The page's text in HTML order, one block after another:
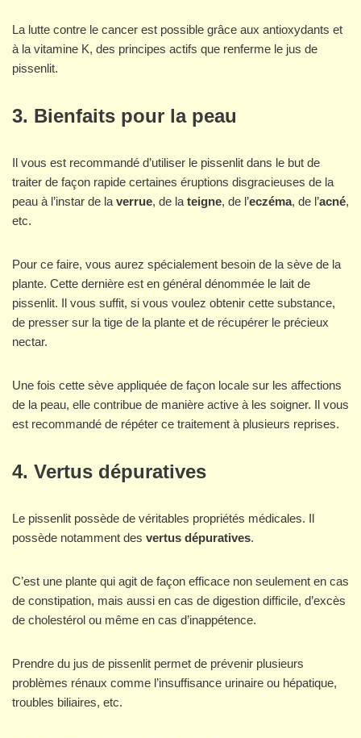
La lutte contre le cancer est possible grâce aux antioxydants et
à la vitamine K, des principes actifs que renferme le jus de
pissenlit.
3. Bienfaits pour la peau
Il vous est recommandé d’utiliser le pissenlit dans le but de
traiter de façon rapide certaines éruptions disgracieuses de la
peau à l’instar de laverrue, de lateigne, de l’eczéma, de l’acné,
etc.
Pour ce faire, vous aurez spécialement besoin de la sève de la
plante. Cette dernière est en général dénommée le lait de
pissenlit. Il vous suffit, si vous voulez obtenir cette substance,
de presser sur la tige de la plante et de récupérer le précieux
nectar.
Une fois cette sève appliquée de façon locale sur les affections
de la peau, elle contribue de manière active à les soigner. Il vous
est recommandé de répéter ce traitement à plusieurs reprises.
4. Vertus dépuratives
Le pissenlit possède de véritables propriétés médicales. Il
possède notamment des vertus dépuratives.
C’est une plante qui agit de façon efficace non seulement en cas
de constipation, mais aussi en cas de digestion difficile, d’excès
de cholestérol ou même en cas d’inappétence.
Prendre du jus de pissenlit permet de prévenir plusieurs
problèmes rénaux comme l’insuffisance urinaire ou hépatique,
troubles biliaires, etc.